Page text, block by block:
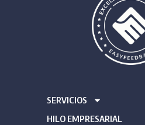
SERVICIOS
HILO EMPRESARIAL